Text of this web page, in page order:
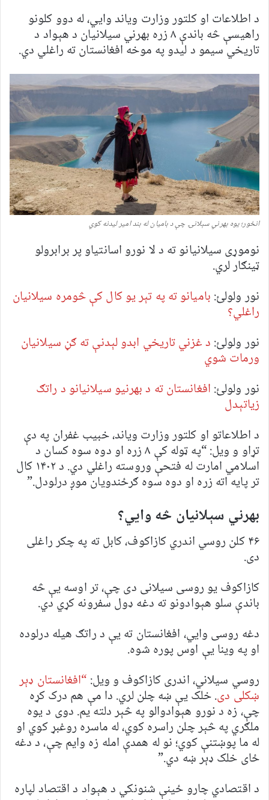
د اطلاعات او کلتور وزارت ویاند وايي، له دوو کلونو
راهیسې څه باندې ۸ زره بهرني سیلانیان د هېواد د
تاریخي سیمو د لیدو په موخه افغانستان ته راغلي دي.
انځور؛ یوه بهرني سېلانۍ چې د بامیان له بند امیر لیدنه کوي
نوموړی سیلانیانو ته د لا نورو اسانتیاو پر برابرولو
ټینګار لري.
نور ولولئ: بامیانو ته په تېر یو کال کې څومره سیلانیان
راغلي؟
نور ولولئ: د غزني تاریخي ابدو لېدنې ته ګڼ سیلانیان
ورمات شوي
نور ولولئ: افغانستان ته د بهرنیو سیلانیانو د راتګ
زیاتېدل
د اطلاعاتو او کلتور وزارت ویاند، خبیب غفران په دې
تړاو و ویل: “په ټوله کې ۸ زره او دوه سوه کسان د
اسلامي امارت له فتحې وروسته راغلي دي. د ۱۴۰۲ کال
تر پایه اته زره او دوه سوه ګرځندویان موږ درلودل.”
بهرني سېلانیان څه وايي؟
۴۶ کلن روسي اندري کازاکوف، کابل ته په چکر راغلی
دی.
کازاکوف یو روسی سیلانی دی چې، تر اوسه یې څه
باندې سلو هېوادونو ته دغه ډول سفرونه کړي دي.
دغه روسی وايي، افغانستان ته یې د راتګ هیله درلوده
او په وینا یې اوس پوره شوه.
روسي سیلاني، اندری کازاکوف و ویل: “افغانستان ډېر
ښکلی دی. خلک یې ښه چلن لري. دا مې هم درک کړه
چې، زه د نورو هېوادوالو په څېر دلته یم. دوی د یوه
ملګري په څېر چلن راسره کوي، له ماسره روغبړ کوي او
له ما پوښتنې کوي؛ نو له همدې امله زه وایم چې، د دغه
ځای خلک ډېر ښه دي.”
د اقتصادي چارو ځینې شنونکي د هېواد د اقتصاد لپاره